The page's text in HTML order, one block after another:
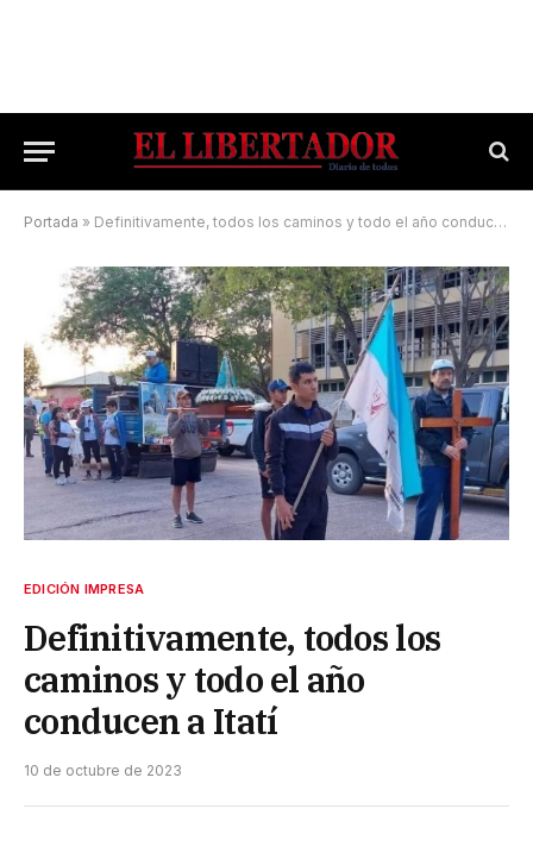
Portada » Definitivamente, todos los caminos y todo el año conducen a Itatí
EDICIÓN IMPRESA
Definitivamente, todos los
caminos y todo el año
conducen a Itatí
10 de octubre de 2023